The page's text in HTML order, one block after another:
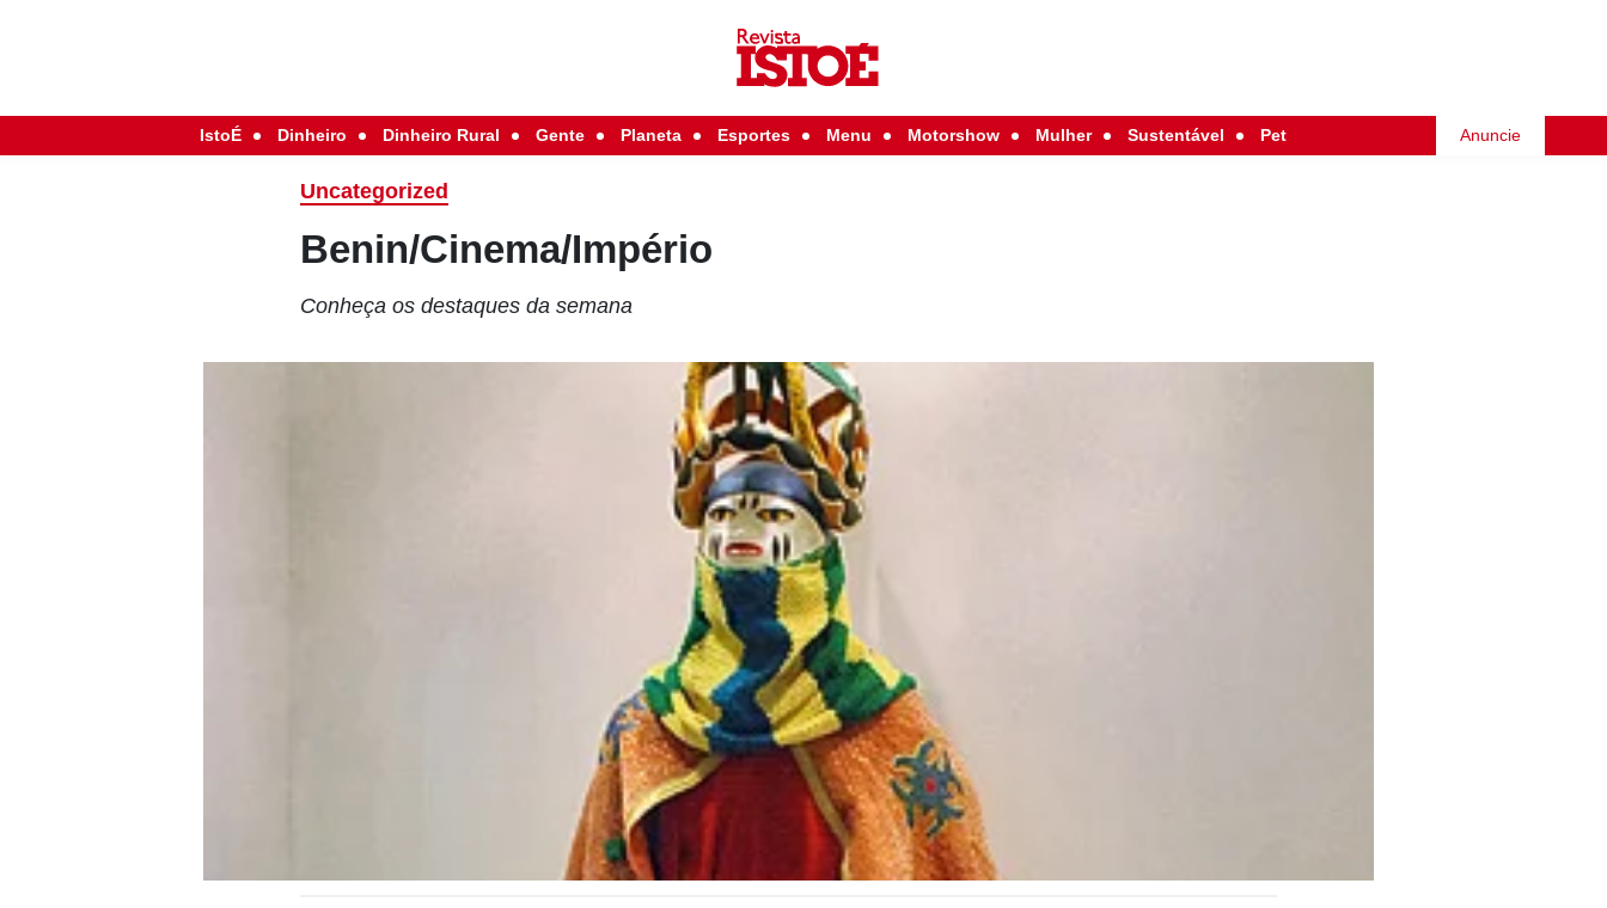
IstoÉ Dinheiro Dinheiro Rural Gente Planeta Esportes Menu Motorshow Mulher Sustentável Pet Anuncie
Uncategorized
Benin/Cinema/Império
Conheça os destaques da semana